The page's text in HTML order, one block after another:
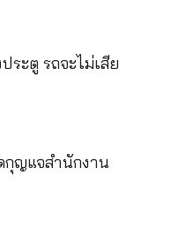
ระตู รถจะไม่เสีย
กุญแจสำนักงาน